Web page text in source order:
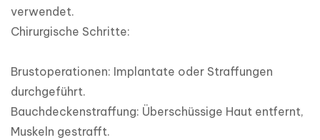
verwendet.
Chirurgische Schritte:
Brustoperationen: Implantate oder Straffungen
durchgeführt.
Bauchdeckenstraffung: Überschüssige Haut entfernt,
Muskeln gestrafft.